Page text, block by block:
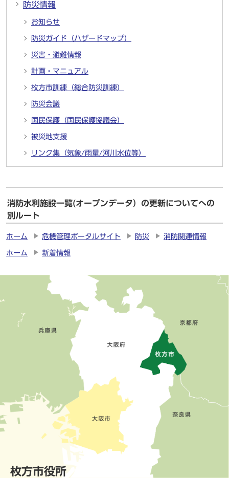
防災情報
お知らせ
防災ガイド（ハザードマップ）
災害・避難情報
計画・マニュアル
枚方市訓練（総合防災訓練）
防災会議
国民保護（国民保護協議会）
被災地支援
リンク集（気象/雨量/河川水位等）
消防水利施設一覧(オープンデータ）の更新についてへの
別ルート
ホーム 危機管理ポータルサイト 防災 消防関連情報
ホーム 新着情報
枚方市役所